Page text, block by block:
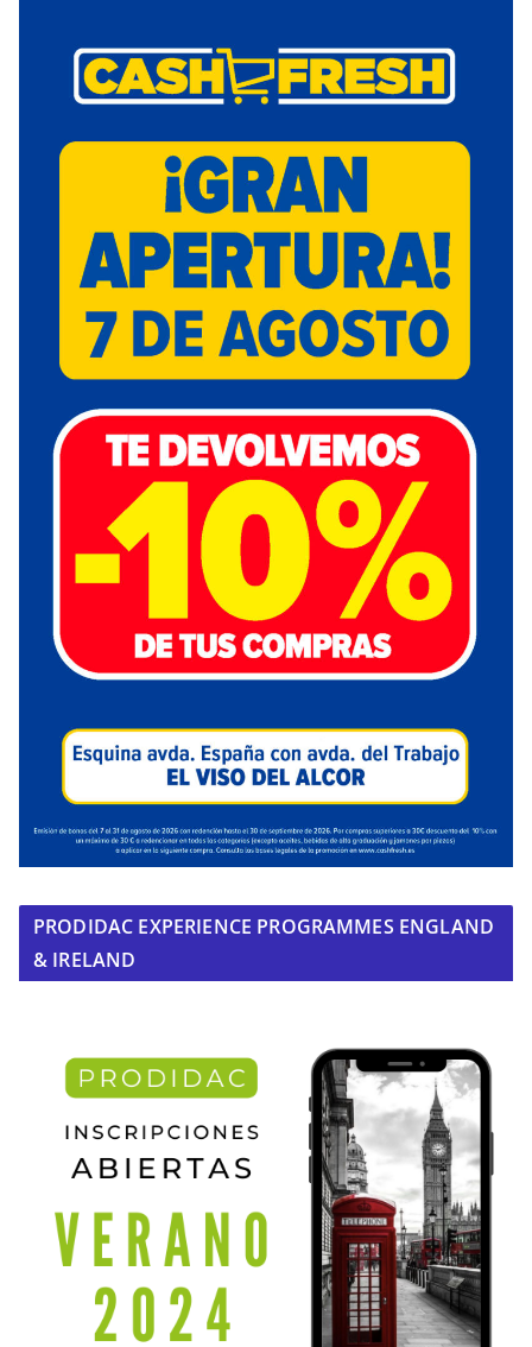
PRODIDAC EXPERIENCE PROGRAMMES ENGLAND
& IRELAND